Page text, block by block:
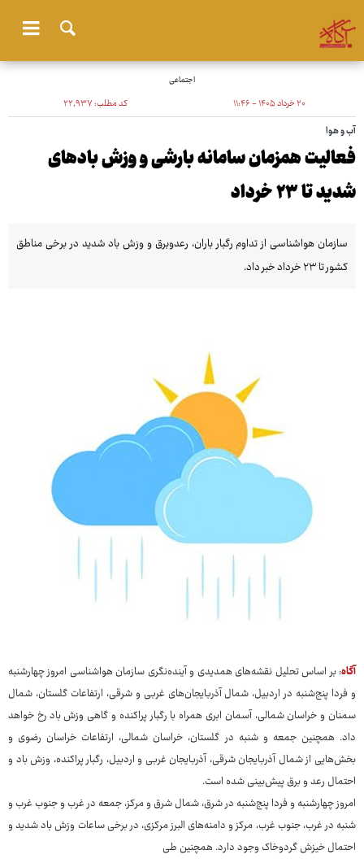
اجتماعی
۲۰ خرداد ۱۴۰۵ - ۱۱:۴۶ کد مطلب:۲۲٬۹۳۷
آب و هوا
فعالیت همزمان سامانه بارشی و وزش بادهای
شدید تا ۲۳ خرداد
سازمان هواشناسی از تداوم رگبار باران، رعدوبرق و وزش باد شدید در برخی مناطق
کشور تا ۲۳ خرداد خبر داد.
آگاه: بر اساس تحلیل نقشه‌های همدیدی و آینده‌نگری سازمان هواشناسی امروز چهارشنبه
و فردا پنج‌شنبه در اردبیل، شمال آذربایجان‌های غربی و شرقی، ارتفاعات گلستان، شمال
سمنان و خراسان شمالی، آسمان ابری همراه با رگبار پراکنده و گاهی وزش باد رخ خواهد
داد. همچنین جمعه و شنبه در گلستان، خراسان شمالی، ارتفاعات خراسان رضوی و
بخش‌هایی از شمال آذربایجان شرقی، آذربایجان غربی و اردبیل، رگبار پراکنده، وزش باد و
احتمال رعد و برق پیش‌بینی شده است.
امروز چهارشنبه و فردا پنج‌شنبه در شرق، شمال شرق و مرکز، جمعه در غرب و جنوب غرب و
شنبه در غرب، جنوب غرب، مرکز و دامنه‌های البرز مرکزی، در برخی ساعات وزش باد شدید و
احتمال خیزش گردوخاک وجود دارد. همچنین طی